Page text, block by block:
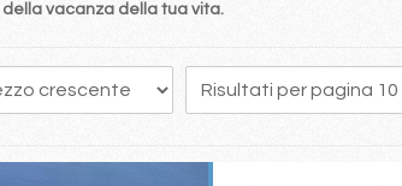
vacanza della tua vita.
267 268 269 270 271 272 273